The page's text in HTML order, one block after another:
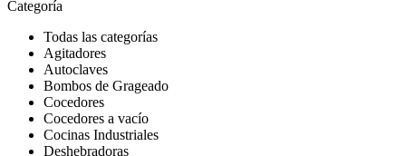
Categoría
Todas las categorías
Agitadores
Autoclaves
Bombos de Grageado
Cocedores
Cocedores a vacío
Cocinas Industriales
Deshebradoras